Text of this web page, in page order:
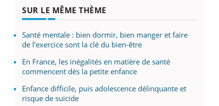
SUR LE MÊME THÈME
Santé mentale : bien dormir, bien manger et faire
de l’exercice sont la clé du bien-être
En France, les inégalités en matière de santé
commencent dès la petite enfance
Enfance difficile, puis adolescence délinquante et
risque de suicide